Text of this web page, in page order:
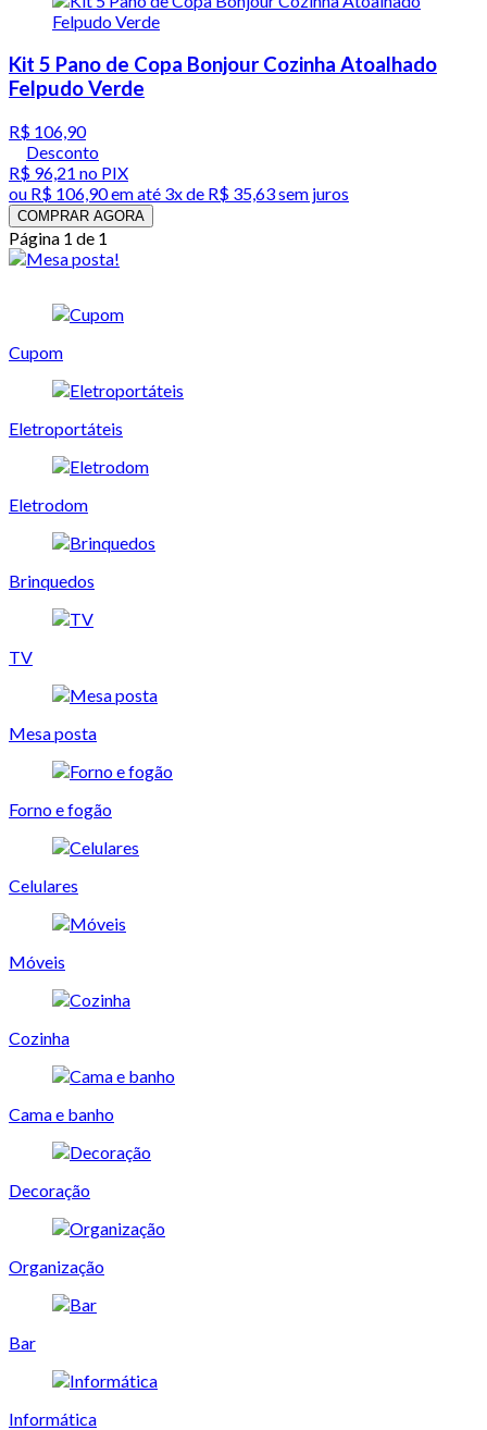
Kit 5 Pano de Copa Bonjour Cozinha Atoalhado
Felpudo Verde
R$ 106,90
Desconto
R$ 96,21 no PIX
ou R$ 106,90em até 3x de R$ 35,63 sem juros
COMPRAR AGORA
Página 1 de 1
Cupom
Eletroportáteis
Eletrodom
Brinquedos
TV
Mesa posta
Forno e fogão
Celulares
Móveis
Cozinha
Cama e banho
Decoração
Organização
Bar
Informática